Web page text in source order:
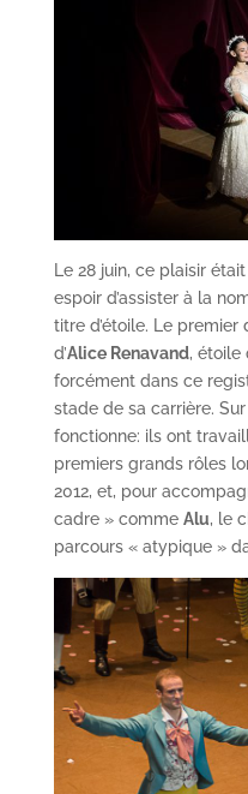
Le 28 juin, ce plaisir
espoir d’assister à la
titre d’étoile. Le
d’Alice Renavand, étoile
forcément dans ce
stade de sa carrière.
fonctionne: ils ont
premiers grands rôles
2012, et, pour
cadre » comme Alu, le
parcours « atypique »